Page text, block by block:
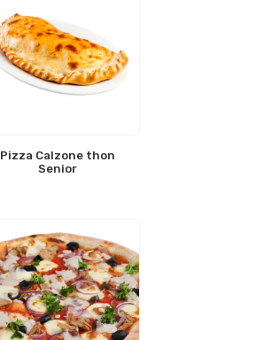
Pizza Calzone thon
Senior